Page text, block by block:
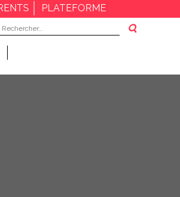
PLATEFORME
Rechercher :